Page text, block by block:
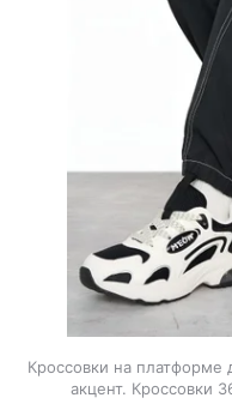
Кроссовки на
акцент. Кроссовки